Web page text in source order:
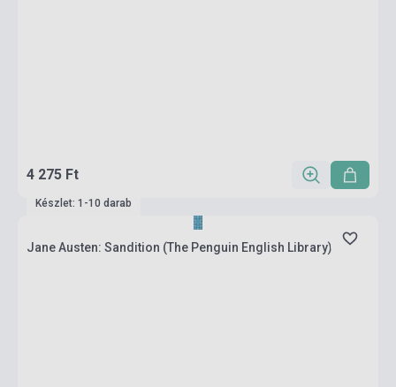
4 275 Ft
Készlet: 1-10 darab
Jane Austen: Sandition (The Penguin English Library)